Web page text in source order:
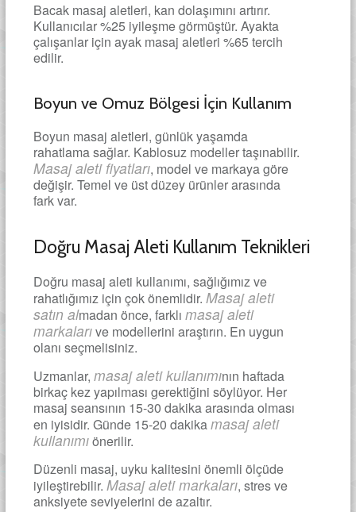
Bacak masaj aletleri, kan dolaşımını artırır.
Kullanıcılar %25 iyileşme görmüştür. Ayakta
çalışanlar için ayak masaj aletleri %65 tercih
edilir.
Boyun ve Omuz Bölgesi İçin Kullanım
Boyun masaj aletleri, günlük yaşamda
rahatlama sağlar. Kablosuz modeller taşınabilir.
Masaj aleti fiyatları, model ve markaya göre
değişir. Temel ve üst düzey ürünler arasında
fark var.
Doğru Masaj Aleti Kullanım Teknikleri
Doğru masaj aleti kullanımı, sağlığımız ve
rahatlığımız için çok önemlidir. Masaj aleti
satın almadan önce, farklı masaj aleti
markalarıve modellerini araştırın. En uygun
olanı seçmelisiniz.
Uzmanlar, masaj aleti kullanımının haftada
birkaç kez yapılması gerektiğini söylüyor. Her
masaj seansının 15-30 dakika arasında olması
en iyisidir. Günde 15-20 dakikamasaj aleti
kullanımıönerilir.
Düzenli masaj, uyku kalitesini önemli ölçüde
iyileştirebilir. Masaj aleti markaları, stres ve
anksiyete seviyelerini de azaltır.